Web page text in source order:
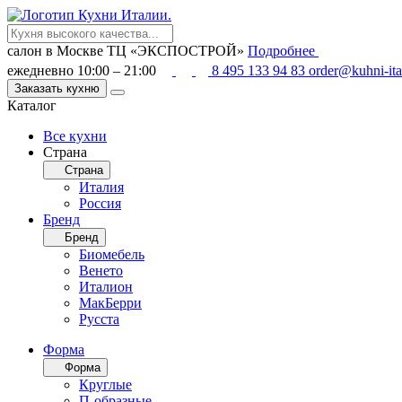
салон в Москве ТЦ «ЭКСПОСТРОЙ» Подробнее
ежедневно 10:00 – 21:00
8 495 133 94 83 order@kuhni-
Заказать кухню
Каталог
Все кухни
Страна
Страна
Италия
Россия
Бренд
Бренд
Биомебель
Венето
Италион
МакБерри
Русста
Форма
Форма
Круглые